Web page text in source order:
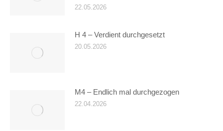
22.05.2026
H 4 – Verdient durchgesetzt
20.05.2026
M4 – Endlich mal durchgezogen
22.04.2026